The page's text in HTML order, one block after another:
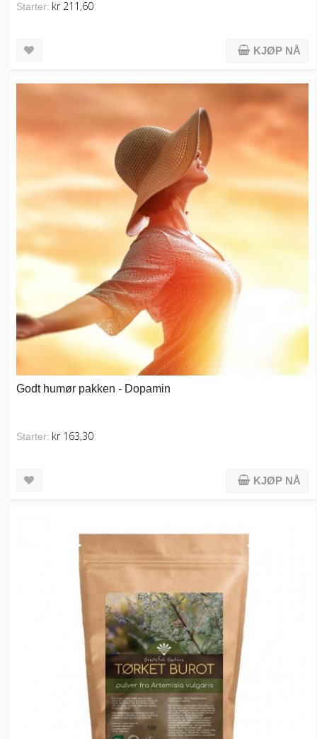
Starter: kr 211,60
KJØP NÅ
Godt humør pakken - Dopamin
Starter: kr 163,30
KJØP NÅ